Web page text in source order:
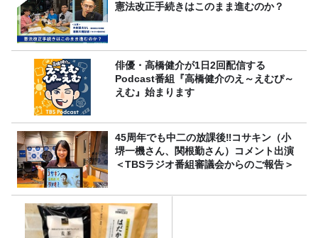
憲法改正手続きはこのまま進むのか？
俳優・高橋健介が1日2回配信する
Podcast番組『高橋健介のえ～えむぴ～
えむ』始まります
45周年でも中二の放課後‼コサキン（小
堺一機さん、関根勤さん）コメント出演
＜TBSラジオ番組審議会からのご報告＞